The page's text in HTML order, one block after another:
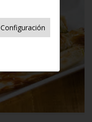
Configuración